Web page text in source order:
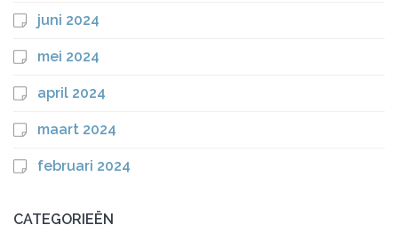
juni 2024
mei 2024
april 2024
maart 2024
februari 2024
CATEGORIEËN